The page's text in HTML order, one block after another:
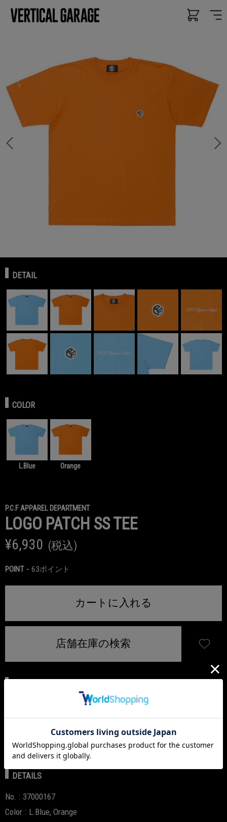
DETAIL
COLOR
L.Blue Orange
P.C.F APPAREL DEPARTMENT
LOGO PATCH SS TEE
¥6,930 (税込)
POINT 63ポイント
カートに入れる
店舗在庫の検索
【2026 new&archive collection】
鮮やかなオレンジと水色のコントラストが目を惹くTシャツ。
左胸にはダイスロゴのワッペン、右袖にはPCF Apparel Dept.の刺
繍を施し、細部まで抜かりないデザインに。
DETAILS
No.
37000167
Color
L.Blue, Orange